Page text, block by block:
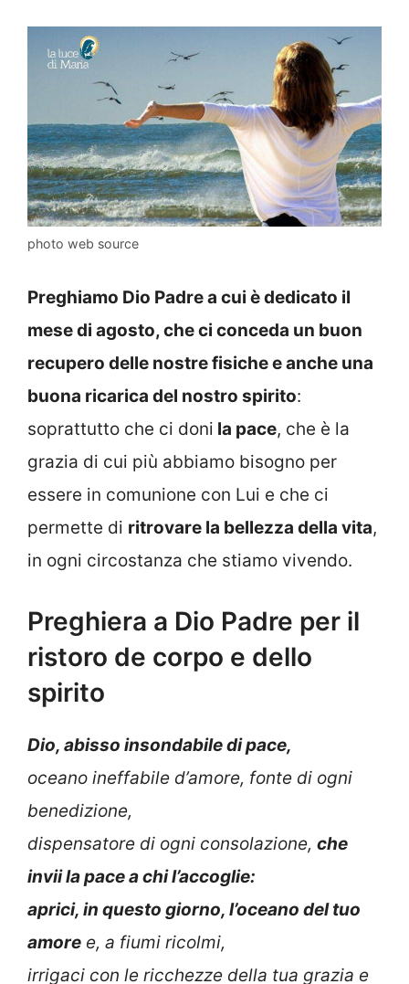
photo web source
Preghiamo Dio Padre a cui è dedicato il
mese di agosto, che ci conceda un buon
recupero delle nostre fisiche e anche una
buona ricarica del nostro spirito:
soprattutto che ci doni la pace, che è la
grazia di cui più abbiamo bisogno per
essere in comunione con Lui e che ci
permette di ritrovare la bellezza della vita,
in ogni circostanza che stiamo vivendo.
Preghiera a Dio Padre per il
ristoro de corpo e dello
spirito
Dio, abisso insondabile di pace,
oceano ineffabile d’amore, fonte di ogni
benedizione,
dispensatore di ogni consolazione, che
invii la pace a chi l’accoglie:
aprici, in questo giorno, l’oceano del tuo
amore e, a fiumi ricolmi,
irrigaci con le ricchezze della tua grazia e